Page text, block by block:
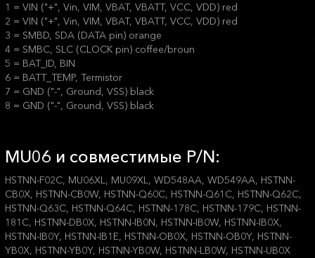
1 = VIN ("+", Vin, VIM, VBAT, VBATT, VCC, VDD) red
2 = VIN ("+", Vin, VIM, VBAT, VBATT, VCC, VDD) red
3 = SMBD, SDA (DATA pin) orange
4 = SMBC, SLC (CLOCK pin) coffee/broun
5 = BAT_ID, BIN
6 = BATT_TEMP, Termistor
7 = GND ("-", Ground, VSS) black
8 = GND ("-", Ground, VSS) black
MU06 и совместимые P/N:
HSTNN-F02C, MU06XL, MU09XL, WD548AA, WD549AA, HSTNN-
CB0X, HSTNN-CB0W, HSTNN-Q60C, HSTNN-Q61C, HSTNN-Q62C,
HSTNN-Q63C, HSTNN-Q64C, HSTNN-178C, HSTNN-179C, HSTNN-
181C, HSTNN-DB0X, HSTNN-IB0N, HSTNN-IB0W, HSTNN-IB0X,
HSTNN-IB0Y, HSTNN-IB1E, HSTNN-OB0X, HSTNN-OB0Y, HSTNN-
YB0X, HSTNN-YB0Y, HSTNN-YB0W, HSTNN-LB0W, HSTNN-UB0X